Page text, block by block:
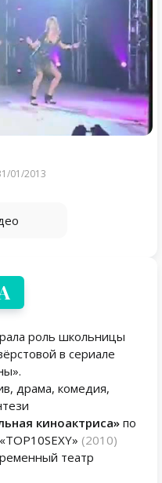
роль школьницы
в сериале
драма, комедия,
киноактриса»по
(2010)
театр
01/2013